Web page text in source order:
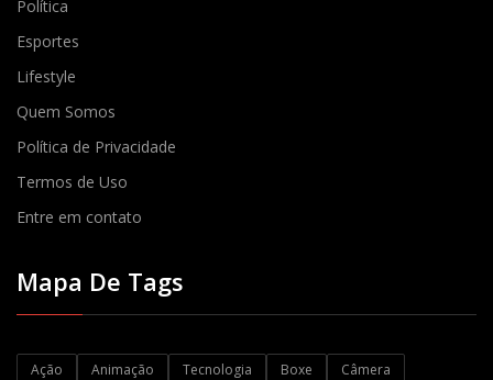
Política
Esportes
Lifestyle
Quem Somos
Política de Privacidade
Termos de Uso
Entre em contato
Mapa De Tags
Ação Animação Tecnologia Boxe Câmera